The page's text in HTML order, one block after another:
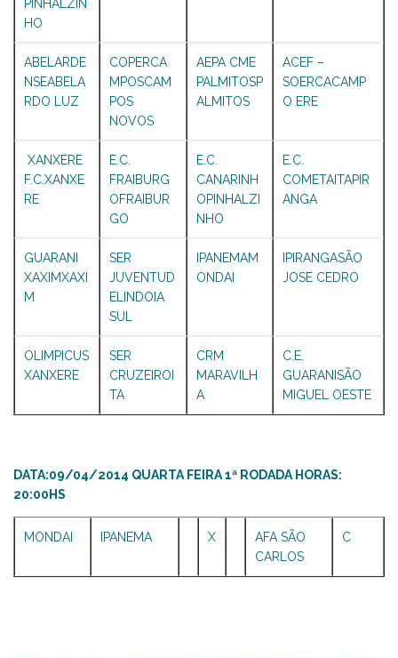
PINHALZIN
HO
ABELARDE
NSEABELA
RDO LUZ
COPERCA
MPOSCAM
POS
NOVOS
AEPA CME
PALMITOSP
ALMITOS
ACEF –
SOERCACAMP
O ERE
XANXERE
F.C.XANXE
RE
E.C.
FRAIBURG
OFRAIBUR
GO
E.C.
CANARINH
OPINHALZI
NHO
E.C.
COMETAITAPIR
ANGA
GUARANI
XAXIMXAXI
M
SER
JUVENTUD
ELINDOIA
SUL
IPANEMAM
ONDAI
IPIRANGASÃO
JOSE CEDRO
OLIMPICUS
XANXERE
SER
CRUZEIROI
TA
CRM
MARAVILH
A
C.E.
GUARANISÃO
MIGUEL OESTE
DATA:09/04/2014 QUARTA FEIRA 1ª RODADA HORAS:
20:00HS
MONDAI IPANEMA X
AFA SÃO
CARLOS
C